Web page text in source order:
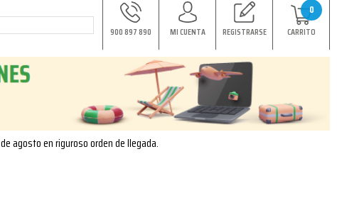
900 897 890 MI CUENTA REGISTRARSE
0
CARRITO
agosto en riguroso orden de llegada.